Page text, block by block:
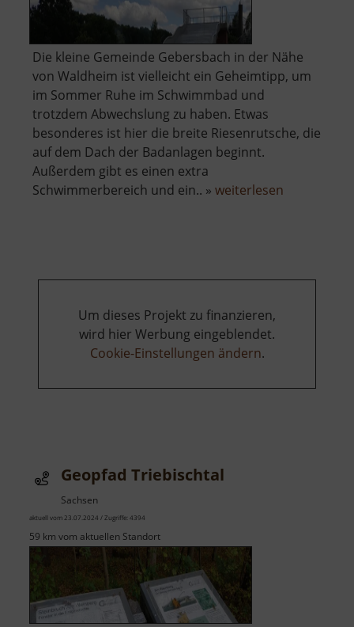
Die kleine Gemeinde Gebersbach in der Nähe
von Waldheim ist vielleicht ein Geheimtipp, um
im Sommer Ruhe im Schwimmbad und
trotzdem Abwechslung zu haben. Etwas
besonderes ist hier die breite Riesenrutsche, die
auf dem Dach der Badanlagen beginnt.
Außerdem gibt es einen extra
Schwimmerbereich und ein.. » weiterlesen
Um dieses Projekt zu finanzieren,
wird hier Werbung eingeblendet.
Cookie-Einstellungen ändern.
Geopfad Triebischtal
Sachsen
aktuell vom 23.07.2024 / Zugriffe: 4394
59 km vom aktuellen Standort